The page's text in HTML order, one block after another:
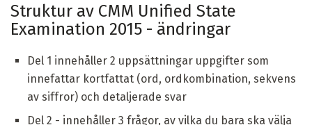
Struktur av CMM Unified State
Examination 2015 - ändringar
Del 1 innehåller 2 uppsättningar uppgifter som
innefattar kortfattat (ord, ordkombination, sekvens
av siffror) och detaljerade svar
Del 2 - innehåller 3 frågor, av vilka du bara ska välja